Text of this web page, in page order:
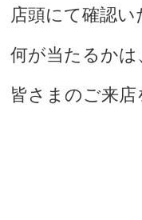
店頭にて確認い
何が当たるかは
皆さまのご来